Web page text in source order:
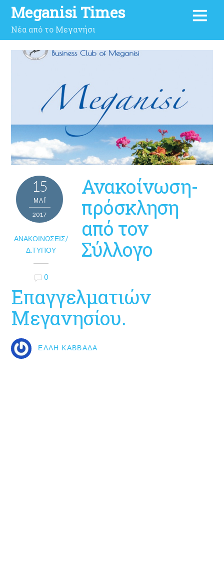
Meganisi Times
Νέα από το Μεγανήσι
15
ΜΑΪ́
2017
ΑΝΑΚΟΙΝΏΣΕΙΣ/
Δ.ΤΎΠΟΥ
0
Ανακοίνωση-
πρόσκληση
από τον
Σύλλογο
Επαγγελματιών
Μεγανησίου.
ΈΛΛΗ ΚΑΒΒΑΔΆ